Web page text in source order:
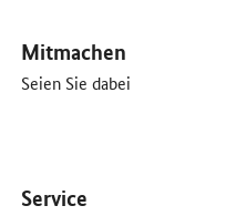
Mitmachen
Seien Sie dabei
Öffnet Einzelsicht
Service
Öffnet Einzelsicht